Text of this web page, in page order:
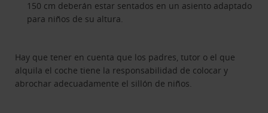
150 cm deberán estar sentados en un asiento adaptado
para niños de su altura.
Hay que tener en cuenta que los padres, tutor o el que
alquila el coche tiene la responsabilidad de colocar y
abrochar adecuadamente el sillón de niños.